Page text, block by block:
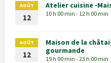
AOÛT
12
Atelier cuisine -
10 h 00 min - 12 h 00 min
AOÛT
12
Maison de la
gourmande
19 h 00 min - 23 h 00 min